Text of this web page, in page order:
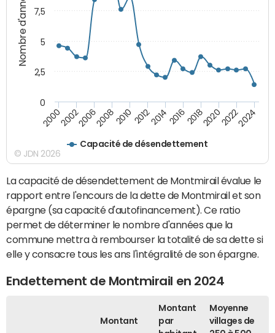
Nombre d'années
Capacité de désendettement
20002002200620082010 2012201420162018202020222024
0
2,5
5
7,5
© JDN 2026
La capacité de désendettement de Montmirail évalue le
rapport entre l'encours de la dette de Montmirail et son
épargne (sa capacité d'autofinancement). Ce ratio
permet de déterminer le nombre d'années que la
commune mettra à rembourser la totalité de sa dette si
elle y consacre tous les ans l'intégralité de son épargne.
Endettement de Montmirail en 2024
Montant
Montant
par
Moyenne
villages de